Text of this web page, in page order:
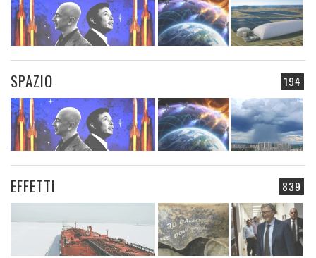
194
SPAZIO
839
EFFETTI